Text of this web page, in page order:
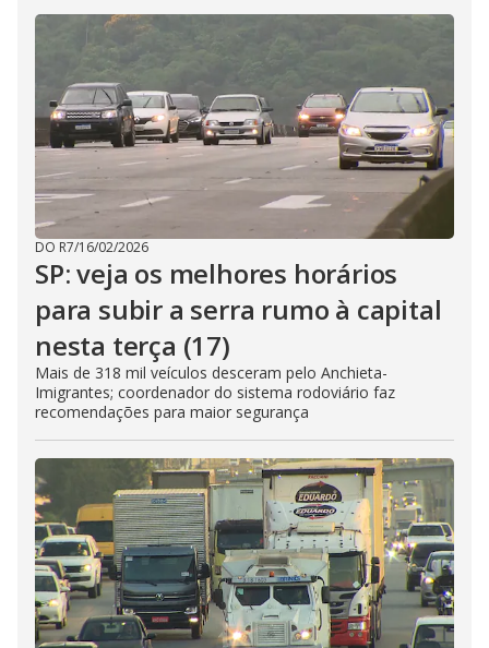
DO R7/16/02/2026
SP: veja os melhores horários
para subir a serra rumo à capital
nesta terça (17)
Mais de 318 mil veículos desceram pelo Anchieta-
Imigrantes; coordenador do sistema rodoviário faz
recomendações para maior segurança